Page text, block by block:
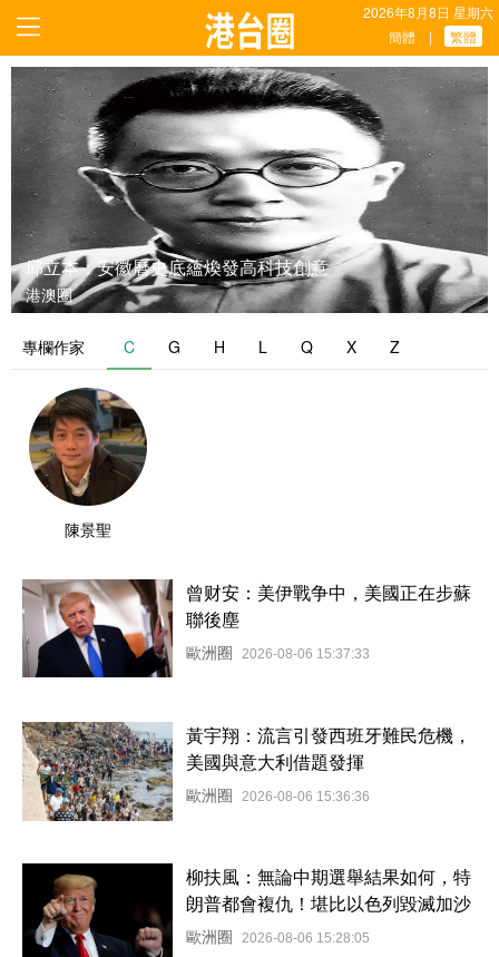
2026年8月8日 星期六
簡體
繁體
邱立本：安徽曆史底蘊煥發高科技創意
港澳圈
專欄作家 C G H L Q X Z
陳景聖
曾财安：美伊戰争中，美國正在步蘇
聯後塵
歐洲圈 2026-08-06 15:37:33
黃宇翔：流言引發西班牙難民危機，
美國與意大利借題發揮
歐洲圈 2026-08-06 15:36:36
柳扶風：無論中期選舉結果如何，特
朗普都會複仇！堪比以色列毀滅加沙
歐洲圈 2026-08-06 15:28:05